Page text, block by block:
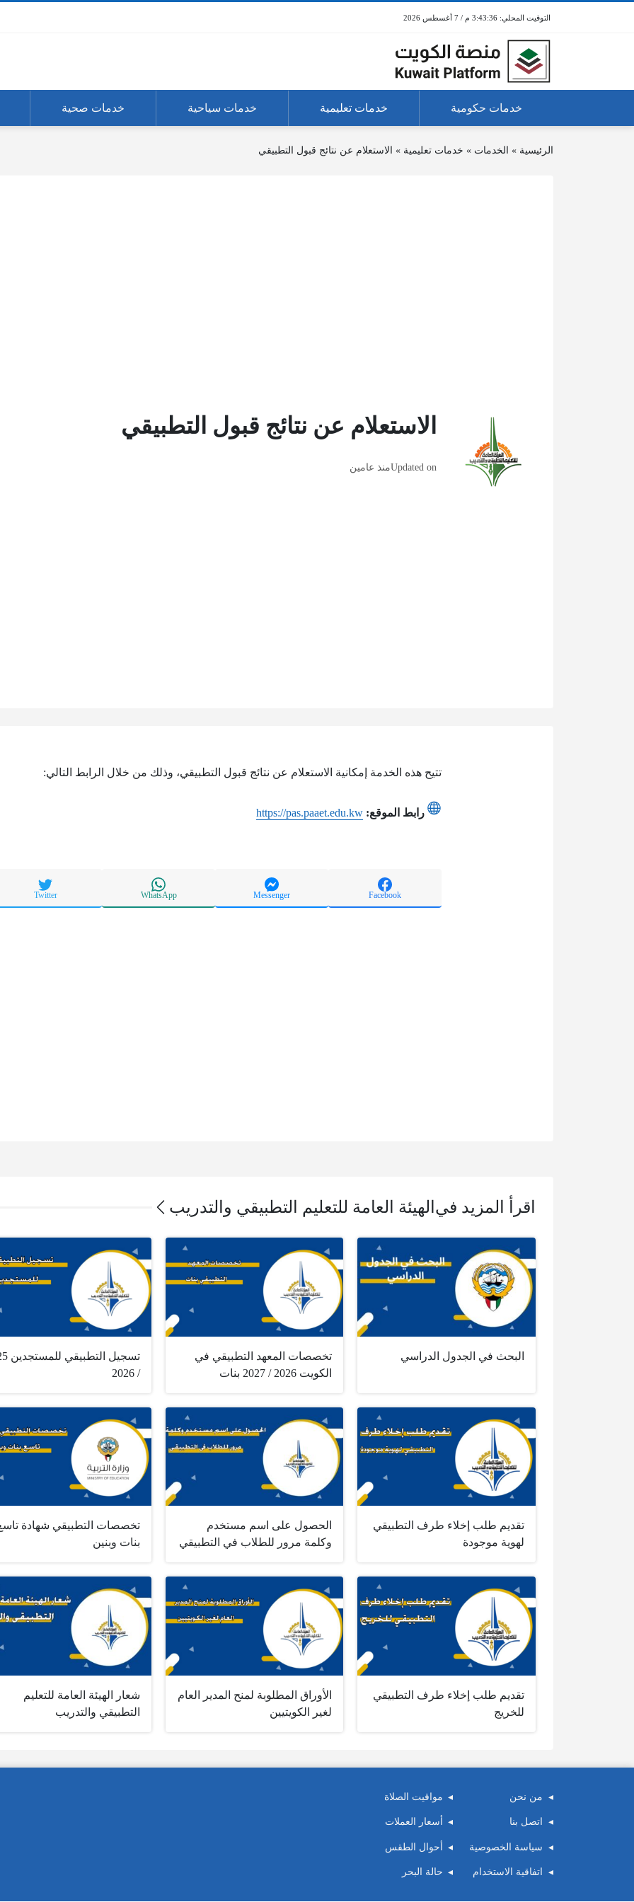
3:43:36 م / 7 أغسطس 2026
خدمات حكومية خدمات تعليمية خدمات سياحية خدمات صحية
الرئيسية » الخدمات » خدمات تعليمية » الاستعلام عن نتائج قبول التطبيقي
الاستعلام عن نتائج قبول التطبيقي
Updated onمنذ عامين
تتيح هذه الخدمة إمكانية الاستعلام عن نتائج قبول التطبيقي، وذلك من خلال الرابط التالي:
رابط الموقع: https://pas.paaet.edu.kw
Facebook
Messenger
WhatsApp
Twitter
اقرأ المزيد في الهيئة العامة للتعليم التطبيقي والتدريب
البحث في الجدول الدراسي
تخصصات المعهد التطبيقي في
الكويت 2026 / 2027 بنات
تسجيل
/ 2026
تقديم طلب إخلاء طرف التطبيقي
لهوية موجودة
الحصول على اسم مستخدم
وكلمة مرور للطلاب في التطبيقي
تخصصات التطبيقي شهادة
بنات وبنين
تقديم طلب إخلاء طرف التطبيقي
للخريج
الأوراق المطلوبة لمنح المدير العام
لغير الكويتيين
شعار الهيئة العامة للتعليم
التطبيقي والتدريب
من نحن
اتصل بنا
سياسة الخصوصية
اتفاقية الاستخدام
مواقيت الصلاة
أسعار العملات
أحوال الطقس
حالة البحر